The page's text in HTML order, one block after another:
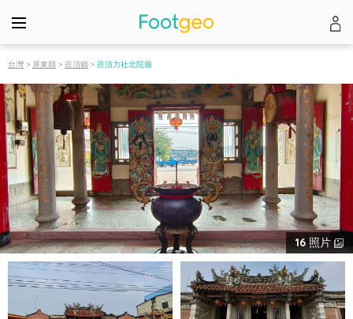
台灣 > 屏東縣 > 崁頂鄉 > 崁頂力社北院廟
16 照片